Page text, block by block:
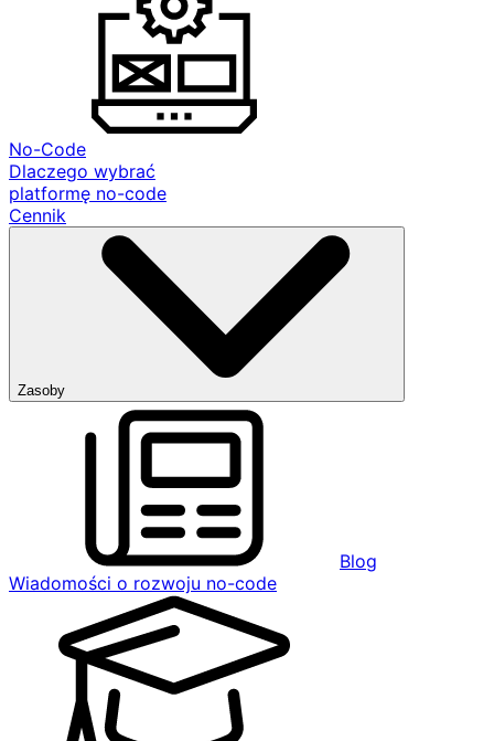
No-Code
Dlaczego wybrać
platformę no-code
Cennik
Zasoby
Blog
Wiadomości o rozwoju no-code